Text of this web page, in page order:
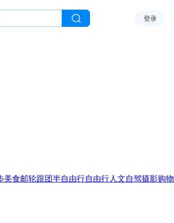
登录
美食邮轮跟团半自由行自由行人文自驾摄影购物